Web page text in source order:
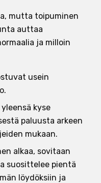
mutta toipuminen
auttaa
ja milloin
usein
kyse
paluusta arkeen
mukaan.
alkaa, sovitaan
suosittelee pientä
löydöksiin ja